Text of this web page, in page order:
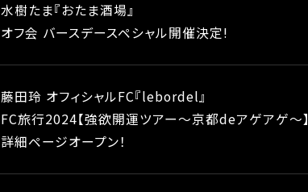
水樹たま『おたま酒場』
オフ会 バースデースペシャル開催決定!
藤田玲 オフィシャルFC『lebordel』
FC旅行2024【強欲開運ツアー～京都deアゲアゲ～】
詳細ページオープン！